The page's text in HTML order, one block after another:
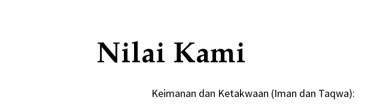
Nilai Kami
Keimanan dan Ketakwaan (Iman dan Taqwa):